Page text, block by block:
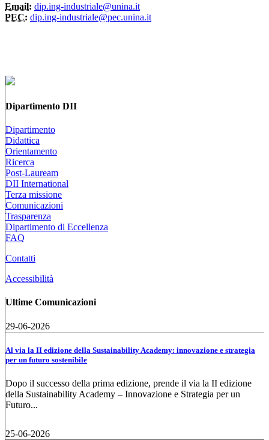
Email: dip.ing-industriale@unina.it
PEC: dip.ing-industriale@pec.unina.it
Dipartimento DII
Dipartimento
Didattica
Orientamento
Ricerca
Post-Lauream
DII International
Terza missione
Comunicazioni
Trasparenza
Dipartimento di Eccellenza
FAQ
Contatti
Accessibilità
Ultime Comunicazioni
29-06-2026
Al via la II edizione della Sustainability Academy: innovazione e strategia
per un futuro sostenibile
Dopo il successo della prima edizione, prende il via la II edizione
della Sustainability Academy – Innovazione e Strategia per un
Futuro...
25-06-2026